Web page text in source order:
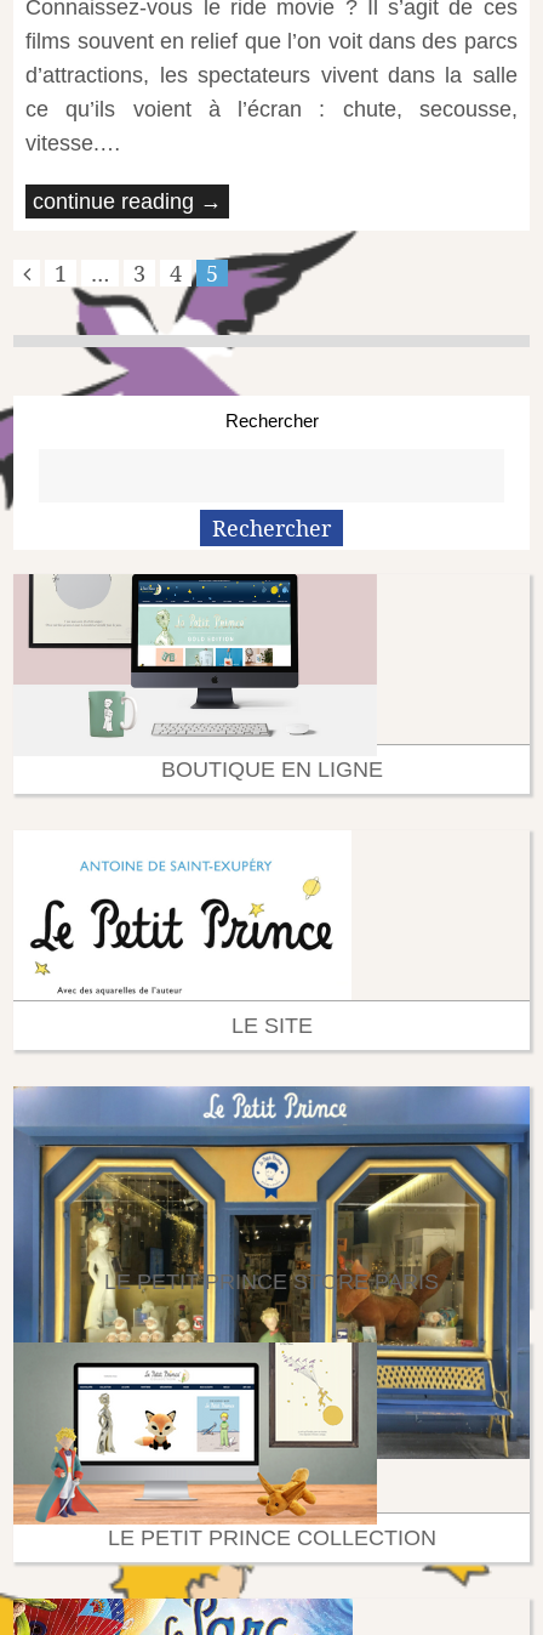
Connaissez-vous le ride movie ? Il s’agit de ces
films souvent en relief que l’on voit dans des parcs
d’attractions, les spectateurs vivent dans la salle
ce qu’ils voient à l’écran : chute, secousse,
vitesse.…
continue reading →
1 … 3 4 5
Rechercher
BOUTIQUE EN LIGNE
LE SITE
LE PETIT PRINCE STORE PARIS
LE PETIT PRINCE COLLECTION